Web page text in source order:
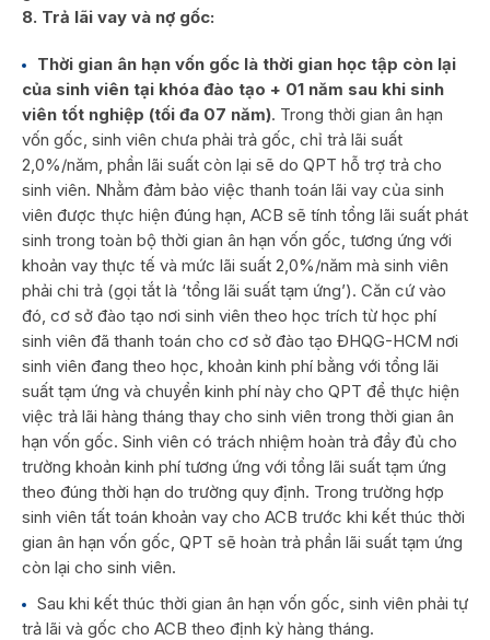
8. Trả lãi vay và nợ gốc:
Thời gian ân hạn vốn gốc là thời gian học tập còn lại
của sinh viên tại khóa đào tạo + 01 năm sau khi sinh
viên tốt nghiệp (tối đa 07 năm). Trong thời gian ân hạn
vốn gốc, sinh viên chưa phải trả gốc, chỉ trả lãi suất
2,0%/năm, phần lãi suất còn lại sẽ do QPT hỗ trợ trả cho
sinh viên. Nhằm đảm bảo việc thanh toán lãi vay của sinh
viên được thực hiện đúng hạn, ACB sẽ tính tổng lãi suất phát
sinh trong toàn bộ thời gian ân hạn vốn gốc, tương ứng với
khoản vay thực tế và mức lãi suất 2,0%/năm mà sinh viên
phải chi trả (gọi tắt là ‘tổng lãi suất tạm ứng’). Căn cứ vào
đó, cơ sở đào tạo nơi sinh viên theo học trích từ học phí
sinh viên đã thanh toán cho cơ sở đào tạo ĐHQG-HCM nơi
sinh viên đang theo học, khoản kinh phí bằng với tổng lãi
suất tạm ứng và chuyển kinh phí này cho QPT để thực hiện
việc trả lãi hàng tháng thay cho sinh viên trong thời gian ân
hạn vốn gốc. Sinh viên có trách nhiệm hoàn trả đầy đủ cho
trường khoản kinh phí tương ứng với tổng lãi suất tạm ứng
theo đúng thời hạn do trường quy định. Trong trường hợp
sinh viên tất toán khoản vay cho ACB trước khi kết thúc thời
gian ân hạn vốn gốc, QPT sẽ hoàn trả phần lãi suất tạm ứng
còn lại cho sinh viên.
Sau khi kết thúc thời gian ân hạn vốn gốc, sinh viên phải tự
trả lãi và gốc cho ACB theo định kỳ hàng tháng.